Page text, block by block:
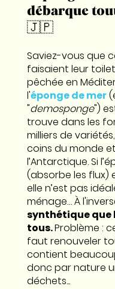
débarque
🇯🇵
Saviez-vous que
faisaient leur
pêchée en
l'éponge de mer
"demosponge")
trouve dans les
milliers de
coins du monde
l’Antarctique. Si
(absorbe les flux)
elle n’est pas
ménage… À
synthétique
tous.Problème :
faut renouveler
contient
donc par nature
déchets...